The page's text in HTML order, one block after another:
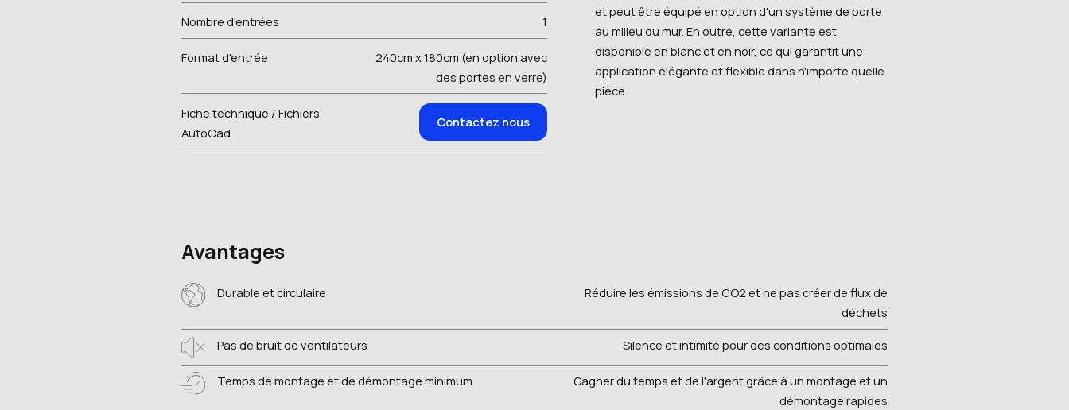
Nombre d'entrées 1
Format d'entrée
240cm x 180cm (en option avec
des portes en verre)
Fiche technique / Fichiers
AutoCad
Contactez nous
et peut être équipé en option d'un système de porte
au milieu du mur. En outre, cette variante est
disponible en blanc et en noir, ce qui garantit une
application élégante et flexible dans n'importe quelle
pièce.
Avantages
Durable et circulaire
Réduire les émissions de CO2 et ne pas créer de flux de
déchets
Pas de bruit de ventilateurs Silence et intimité pour des conditions optimales
Temps de montage et de démontage minimum
Gagner du temps et de l'argent grâce à un montage et un
démontage rapides